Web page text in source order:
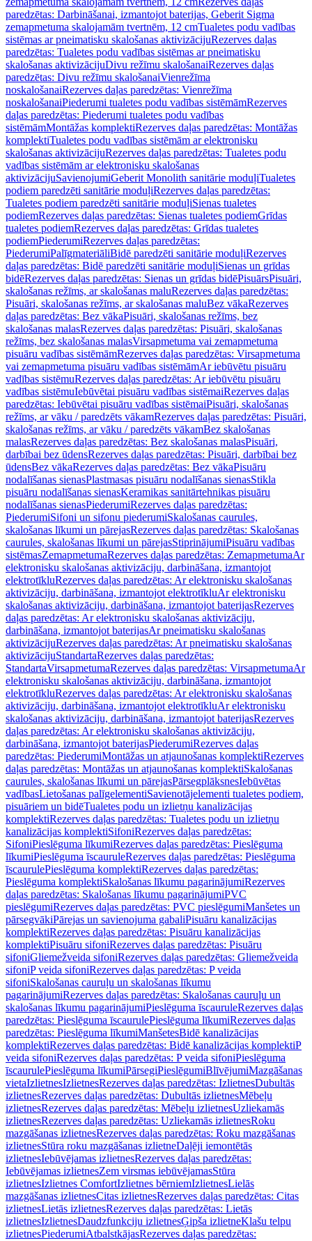
paredzētas: Darbināšanai, izmantojot baterijas, Geberit Sigma
zemapmetuma skalojamām tvertnēm, 12 cmTualetes podu vadības
sistēmas ar pneimatisku skalošanas aktivizācijuRezerves daļas
paredzētas: Tualetes podu vadības sistēmas ar pneimatisku
skalošanas aktivizācijuDivu režīmu skalošanaiRezerves daļas
paredzētas: Divu režīmu skalošanaiVienrežīma
noskalošanaiRezerves daļas paredzētas: Vienrežīma
noskalošanaiPiederumi tualetes podu vadības sistēmāmRezerves
daļas paredzētas: Piederumi tualetes podu vadības
sistēmāmMontāžas komplektiRezerves daļas paredzētas: Montāžas
komplektiTualetes podu vadības sistēmām ar elektronisku
skalošanas aktivizācijuRezerves daļas paredzētas: Tualetes podu
vadības sistēmām ar elektronisku skalošanas
aktivizācijuSavienojumiGeberit Monolith sanitārie moduļiTualetes
podiem paredzēti sanitārie moduļiRezerves daļas paredzētas:
Tualetes podiem paredzēti sanitārie moduļiSienas tualetes
podiemRezerves daļas paredzētas: Sienas tualetes podiemGrīdas
tualetes podiemRezerves daļas paredzētas: Grīdas tualetes
podiemPiederumiRezerves daļas paredzētas:
PiederumiPalīgmateriāliBidē paredzēti sanitārie moduļiRezerves
daļas paredzētas: Bidē paredzēti sanitārie moduļiSienas un grīdas
bidēRezerves daļas paredzētas: Sienas un grīdas bidēPisuārsPisuāri,
skalošanas režīms, ar skalošanas maluRezerves daļas paredzētas:
Pisuāri, skalošanas režīms, ar skalošanas maluBez vākaRezerves
daļas paredzētas: Bez vākaPisuāri, skalošanas režīms, bez
skalošanas malasRezerves daļas paredzētas: Pisuāri, skalošanas
režīms, bez skalošanas malasVirsapmetuma vai zemapmetuma
pisuāru vadības sistēmāmRezerves daļas paredzētas: Virsapmetuma
vai zemapmetuma pisuāru vadības sistēmāmAr iebūvētu pisuāru
vadības sistēmuRezerves daļas paredzētas: Ar iebūvētu pisuāru
vadības sistēmuIebūvētai pisuāru vadības sistēmaiRezerves daļas
paredzētas: Iebūvētai pisuāru vadības sistēmaiPisuāri, skalošanas
režīms, ar vāku / paredzēts vākamRezerves daļas paredzētas: Pisuāri,
skalošanas režīms, ar vāku / paredzēts vākamBez skalošanas
malasRezerves daļas paredzētas: Bez skalošanas malasPisuāri,
darbībai bez ūdensRezerves daļas paredzētas: Pisuāri, darbībai bez
ūdensBez vākaRezerves daļas paredzētas: Bez vākaPisuāru
nodalīšanas sienasPlastmasas pisuāru nodalīšanas sienasStikla
pisuāru nodalīšanas sienasKeramikas sanitārtehnikas pisuāru
nodalīšanas sienasPiederumiRezerves daļas paredzētas:
PiederumiSifoni un sifonu piederumiSkalošanas caurules,
skalošanas līkumi un pārejasRezerves daļas paredzētas: Skalošanas
caurules, skalošanas līkumi un pārejasStiprinājumiPisuāru vadības
sistēmasZemapmetumaRezerves daļas paredzētas: ZemapmetumaAr
elektronisku skalošanas aktivizāciju, darbināšana, izmantojot
elektrotīkluRezerves daļas paredzētas: Ar elektronisku skalošanas
aktivizāciju, darbināšana, izmantojot elektrotīkluAr elektronisku
skalošanas aktivizāciju, darbināšana, izmantojot baterijasRezerves
daļas paredzētas: Ar elektronisku skalošanas aktivizāciju,
darbināšana, izmantojot baterijasAr pneimatisku skalošanas
aktivizācijuRezerves daļas paredzētas: Ar pneimatisku skalošanas
aktivizācijuStandartaRezerves daļas paredzētas:
StandartaVirsapmetumaRezerves daļas paredzētas: VirsapmetumaAr
elektronisku skalošanas aktivizāciju, darbināšana, izmantojot
elektrotīkluRezerves daļas paredzētas: Ar elektronisku skalošanas
aktivizāciju, darbināšana, izmantojot elektrotīkluAr elektronisku
skalošanas aktivizāciju, darbināšana, izmantojot baterijasRezerves
daļas paredzētas: Ar elektronisku skalošanas aktivizāciju,
darbināšana, izmantojot baterijasPiederumiRezerves daļas
paredzētas: PiederumiMontāžas un atjaunošanas komplektiRezerves
daļas paredzētas: Montāžas un atjaunošanas komplektiSkalošanas
caurules, skalošanas līkumi un pārejasPārsegplāksnesIebūvētas
vadībasLietošanas palīgelementiSavienotājelementi tualetes podiem,
pisuāriem un bidēTualetes podu un izlietņu kanalizācijas
komplektiRezerves daļas paredzētas: Tualetes podu un izlietņu
kanalizācijas komplektiSifoniRezerves daļas paredzētas:
SifoniPieslēguma līkumiRezerves daļas paredzētas: Pieslēguma
līkumiPieslēguma īscauruleRezerves daļas paredzētas: Pieslēguma
īscaurulePieslēguma komplektiRezerves daļas paredzētas:
Pieslēguma komplektiSkalošanas līkumu pagarinājumiRezerves
daļas paredzētas: Skalošanas līkumu pagarinājumiPVC
pieslēgumiRezerves daļas paredzētas: PVC pieslēgumiManšetes un
pārsegvākiPārejas un savienojuma gabaliPisuāru kanalizācijas
komplektiRezerves daļas paredzētas: Pisuāru kanalizācijas
komplektiPisuāru sifoniRezerves daļas paredzētas: Pisuāru
sifoniGliemežveida sifoniRezerves daļas paredzētas: Gliemežveida
sifoniP veida sifoniRezerves daļas paredzētas: P veida
sifoniSkalošanas cauruļu un skalošanas līkumu
pagarinājumiRezerves daļas paredzētas: Skalošanas cauruļu un
skalošanas līkumu pagarinājumiPieslēguma īscauruleRezerves daļas
paredzētas: Pieslēguma īscaurulePieslēguma līkumiRezerves daļas
paredzētas: Pieslēguma līkumiManšetesBidē kanalizācijas
komplektiRezerves daļas paredzētas: Bidē kanalizācijas komplektiP
veida sifoniRezerves daļas paredzētas: P veida sifoniPieslēguma
īscaurulePieslēguma līkumiPārsegiPieslēgumiBlīvējumiMazgāšanas
vietaIzlietnesIzlietnesRezerves daļas paredzētas: IzlietnesDubultās
izlietnesRezerves daļas paredzētas: Dubultās izlietnesMēbeļu
izlietnesRezerves daļas paredzētas: Mēbeļu izlietnesUzliekamās
izlietnesRezerves daļas paredzētas: Uzliekamās izlietnesRoku
mazgāšanas izlietnesRezerves daļas paredzētas: Roku mazgāšanas
izlietnesStūra roku mazgāšanas izlietneDaļēji iemontētās
izlietnesIebūvējamas izlietnesRezerves daļas paredzētas:
Iebūvējamas izlietnesZem virsmas iebūvējamasStūra
izlietnesIzlietnes ComfortIzlietnes bērniemIzlietnesLielās
mazgāšanas izlietnesCitas izlietnesRezerves daļas paredzētas: Citas
izlietnesLietās izlietnesRezerves daļas paredzētas: Lietās
izlietnesIzlietnesDaudzfunkciju izlietnesĢipša izlietneKlašu telpu
izlietnesPiederumiAtbalstkājasRezerves daļas paredzētas: